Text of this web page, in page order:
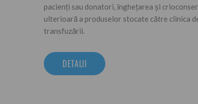
pacienți sau donatori, înghețarea și
ulterioară a produselor stocate către clinica
transfuzării.
DETALII